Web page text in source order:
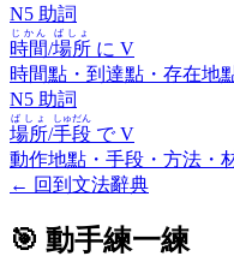
N5 助詞
時間
じかん
/場所
ばしょ
に V
時間點・到達點・存在地
N5 助詞
場所
ばしょ
/手段
しゅだん
でV
動作地點・手段・方法・
← 回到文法辭典
🎯 動手練一練